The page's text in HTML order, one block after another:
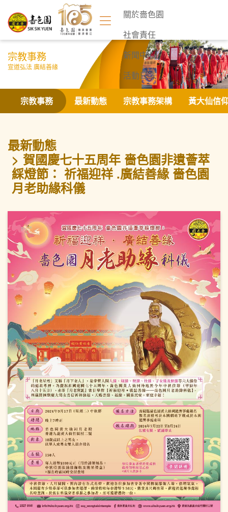
關於嗇色園
社會責任
新聞中心
活動日誌
聯絡我們
宗教事務
宣道弘法 廣結善緣
宗教事務 最新動態 宗教事務架構 黃大仙信
最新動態
賀國慶七十五周年 嗇色園非遺薈萃
綵燈節： 祈福迎祥 .廣結善緣 嗇色園
月老助緣科儀